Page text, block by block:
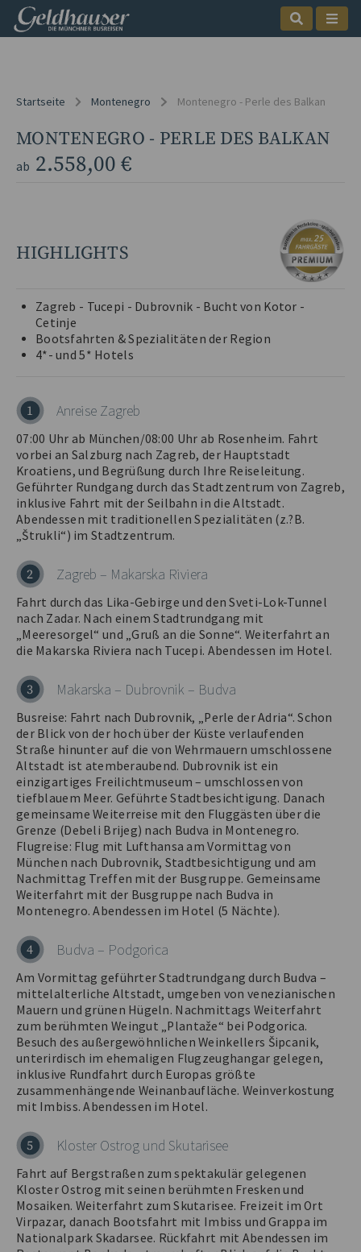
Startseite Montenegro Montenegro - Perle des Balkan
MONTENEGRO - PERLE DES BALKAN
ab 2.558,00 €
HIGHLIGHTS
Zagreb - Tucepi - Dubrovnik - Bucht von Kotor -
Cetinje
Bootsfahrten & Spezialitäten der Region
4*- und 5* Hotels
1 Anreise Zagreb
07:00 Uhr ab München/08:00 Uhr ab Rosenheim. Fahrt
vorbei an Salzburg nach Zagreb, der Hauptstadt
Kroatiens, und Begrüßung durch Ihre Reiseleitung.
Geführter Rundgang durch das Stadtzentrum von Zagreb,
inklusive Fahrt mit der Seilbahn in die Altstadt.
Abendessen mit traditionellen Spezialitäten (z.?B.
„Štrukli“) im Stadtzentrum.
2 Zagreb – Makarska Riviera
Fahrt durch das Lika-Gebirge und den Sveti-Lok-Tunnel
nach Zadar. Nach einem Stadtrundgang mit
„Meeresorgel“ und „Gruß an die Sonne“. Weiterfahrt an
die Makarska Riviera nach Tucepi. Abendessen im Hotel.
3 Makarska – Dubrovnik – Budva
Busreise: Fahrt nach Dubrovnik, „Perle der Adria“. Schon
der Blick von der hoch über der Küste verlaufenden
Straße hinunter auf die von Wehrmauern umschlossene
Altstadt ist atemberaubend. Dubrovnik ist ein
einzigartiges Freilichtmuseum – umschlossen von
tiefblauem Meer. Geführte Stadtbesichtigung. Danach
gemeinsame Weiterreise mit den Fluggästen über die
Grenze (Debeli Brijeg) nach Budva in Montenegro.
Flugreise: Flug mit Lufthansa am Vormittag von
München nach Dubrovnik, Stadtbesichtigung und am
Nachmittag Treffen mit der Busgruppe. Gemeinsame
Weiterfahrt mit der Busgruppe nach Budva in
Montenegro. Abendessen im Hotel (5 Nächte).
4 Budva – Podgorica
Am Vormittag geführter Stadtrundgang durch Budva –
mittelalterliche Altstadt, umgeben von venezianischen
Mauern und grünen Hügeln. Nachmittags Weiterfahrt
zum berühmten Weingut „Plantaže“ bei Podgorica.
Besuch des außergewöhnlichen Weinkellers Šipcanik,
unterirdisch im ehemaligen Flugzeughangar gelegen,
inklusive Rundfahrt durch Europas größte
zusammenhängende Weinanbaufläche. Weinverkostung
mit Imbiss. Abendessen im Hotel.
5 Kloster Ostrog und Skutarisee
Fahrt auf Bergstraßen zum spektakulär gelegenen
Kloster Ostrog mit seinen berühmten Fresken und
Mosaiken. Weiterfahrt zum Skutarisee. Freizeit im Ort
Virpazar, danach Bootsfahrt mit Imbiss und Grappa im
Nationalpark Skadarsee. Rückfahrt mit Abendessen im